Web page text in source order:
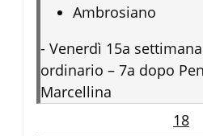
Ambrosiano
- Venerdì 15a
ordinario – 7a dopo
Marcellina
18